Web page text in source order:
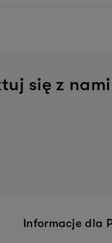
się z nami
Informacje dla